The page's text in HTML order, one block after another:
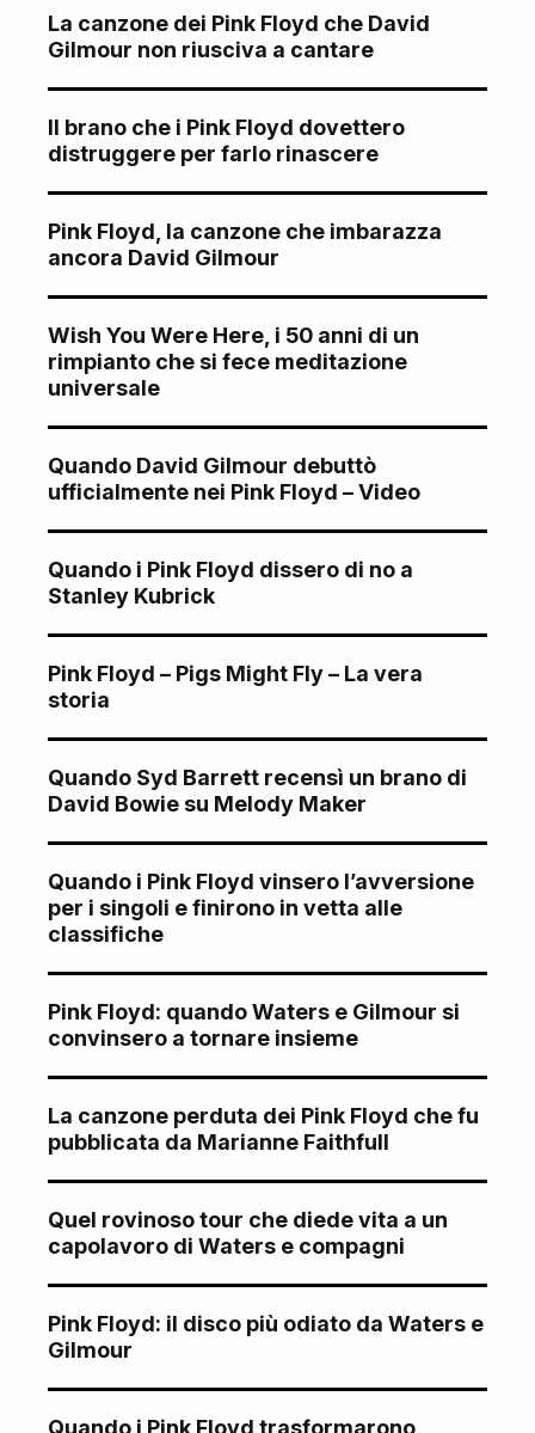
La canzone dei Pink Floyd che David
Gilmour non riusciva a cantare
Il brano che i Pink Floyd dovettero
distruggere per farlo rinascere
Pink Floyd, la canzone che imbarazza
ancora David Gilmour
Wish You Were Here, i 50 anni di un
rimpianto che si fece meditazione
universale
Quando David Gilmour debuttò
ufficialmente nei Pink Floyd – Video
Quando i Pink Floyd dissero di no a
Stanley Kubrick
Pink Floyd – Pigs Might Fly – La vera
storia
Quando Syd Barrett recensì un brano di
David Bowie su Melody Maker
Quando i Pink Floyd vinsero l’avversione
per i singoli e finirono in vetta alle
classifiche
Pink Floyd: quando Waters e Gilmour si
convinsero a tornare insieme
La canzone perduta dei Pink Floyd che fu
pubblicata da Marianne Faithfull
Quel rovinoso tour che diede vita a un
capolavoro di Waters e compagni
Pink Floyd: il disco più odiato da Waters e
Gilmour
Quando i Pink Floyd trasformarono